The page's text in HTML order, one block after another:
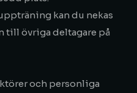
kan du nekas
till övriga deltagare på
och personliga